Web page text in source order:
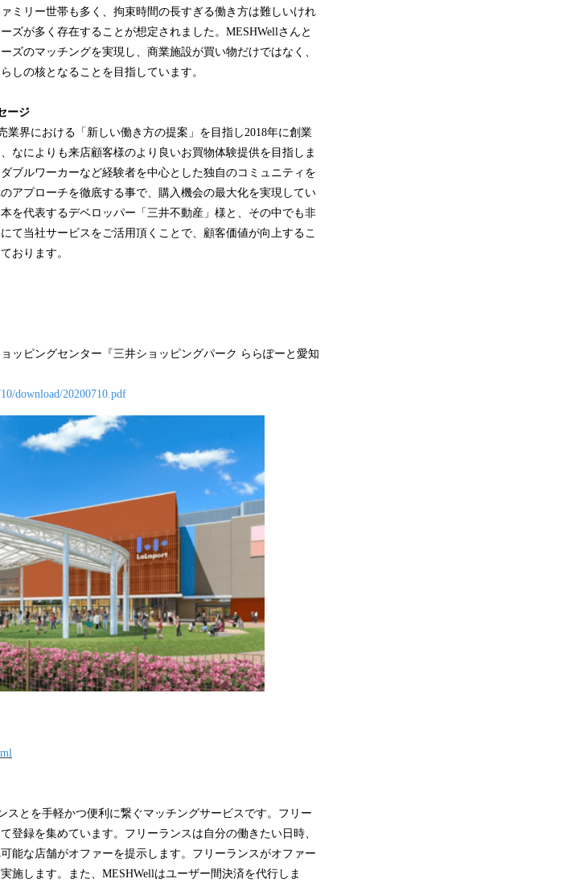
ミリー世帯も多く、拘束時間の長すぎる働き方は難しいけれ
ズが多く存在することが想定されました。MESHWellさんと
ズのマッチングを実現し、商業施設が買い物だけではなく、
しの核となることを目指しています。
ージ
界における「新しい働き方の提案」を目指し2018年に創業
なによりも来店顧客様のより良いお買物体験提供を目指しま
ブルワーカーなど経験者を中心とした独自のコミュニティを
アプローチを徹底する事で、購入機会の最大化を実現してい
を代表するデベロッパー「三井不動産」様と、その中でも非
て当社サービスをご活用頂くことで、顧客価値が向上するこ
おります。
ッピングセンター『三井ショッピングパーク ららぽーと愛知
download/20200710.pdf
スとを手軽かつ便利に繋ぐマッチングサービスです。フリー
登録を集めています。フリーランスは自分の働きたい日時、
能な店舗がオファーを提示します。フリーランスがオファー
施します。また、MESHWellはユーザー間決済を代行しま